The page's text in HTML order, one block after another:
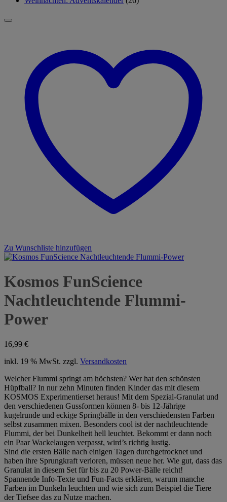
Zu Wunschliste hinzufügen
Kosmos FunScience
Nachtleuchtende Flummi-
Power
16,99 €
inkl. 19 % MwSt. zzgl. Versandkosten
Welcher Flummi springt am höchsten? Wer hat den schönsten
Hüpfball? In nur zehn Minuten finden Kinder das mit diesem
KOSMOS Experimentierset heraus! Mit dem Spezial-Granulat und
den verschiedenen Gussformen können 8- bis 12-Jährige
kugelrunde und eckige Springbälle in den verschiedensten Farben
selbst zusammen mixen. Besonders cool ist der nachtleuchtende
Flummi, der bei Dunkelheit hell leuchtet. Bekommt er dann noch
ein Paar Wackelaugen verpasst, wird’s richtig lustig.
Sind die ersten Bälle nach einigen Tagen durchgetrocknet und
haben ihre Sprungkraft verloren, müssen neue her. Wie gut, dass das
Granulat in diesem Set für bis zu 20 Power-Bälle reicht!
Spannende Info-Texte und Fun-Facts erklären, warum manche
Farben im Dunkeln leuchten und wie sich zum Beispiel die Tiere
der Tiefsee das zu Nutze machen.